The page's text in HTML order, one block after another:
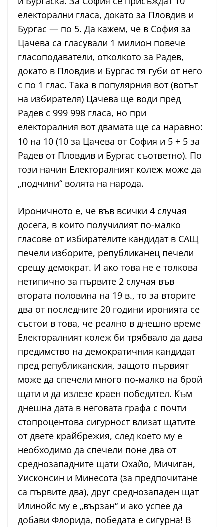
електорални гласа, докато за Пловдив и
Бургас — по 5. Да кажем, че в София за
Цачева са гласували 1 милион повече
гласоподаватели, отколкото за Радев,
докато в Пловдив и Бургас тя губи от него
с по 1 глас. Така в популярния вот (вотът
на избирателя) Цачева ще води пред
Радев с 999 998 гласа, но при
електоралния вот двамата ще са наравно:
10 на 10 (10 за Цачева от София и 5 + 5 за
Радев от Пловдив и Бургас съответно). По
този начин Електоралният колеж може да
„подчини“ волята на народа.
Ироничното е, че във всички 4 случая
досега, в които получилият по-малко
гласове от избирателите кандидат в САЩ
печели изборите, републиканец печели
срещу демократ. И ако това не е толкова
нетипично за първите 2 случая във
втората половина на 19 в., то за вторите
два от последните 20 години иронията се
състои в това, че реално в днешно време
Електоралният колеж би трябвало да дава
предимство на демократичния кандидат
пред републиканския, защото първият
може да спечели много по-малко на брой
щати и да излезе краен победител. Към
днешна дата в неговата графа с почти
стопроцентова сигурност влизат щатите
от двете крайбрежия, след което му е
необходимо да спечели поне два от
среднозападните щати Охайо, Мичиган,
Уисконсин и Минесота (за предпочитане
са първите два), друг среднозападен щат
Илинойс му е „вързан“ и ако успее да
добави Флорида, победата е сигурна! В